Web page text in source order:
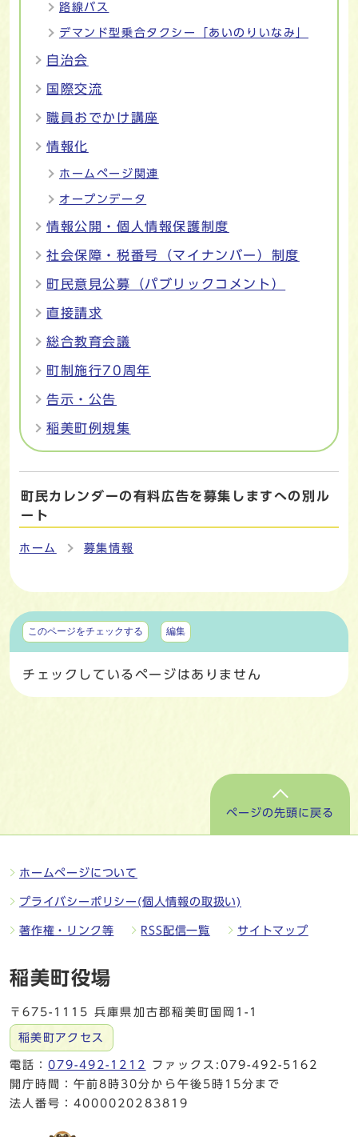
路線バス
デマンド型乗合タクシー「あいのりいなみ」
自治会
国際交流
職員おでかけ講座
情報化
ホームページ関連
オープンデータ
情報公開・個人情報保護制度
社会保障・税番号（マイナンバー）制度
町民意見公募（パブリックコメント）
直接請求
総合教育会議
町制施行70周年
告示・公告
稲美町例規集
町民カレンダーの有料広告を募集しますへの別ル
ート
ホーム 募集情報
マイページ
このページをチェックする 編集
チェックしているページはありません
ページの先頭に戻る
ホームページについて
プライバシーポリシー(個人情報の取扱い)
著作権・リンク等 RSS配信一覧 サイトマップ
稲美町役場
〒675-1115 兵庫県加古郡稲美町国岡1-1
稲美町アクセス
電話：079-492-1212
ファックス:079-492-5162
開庁時間：午前8時30分から午後5時15分まで
法人番号：4000020283819